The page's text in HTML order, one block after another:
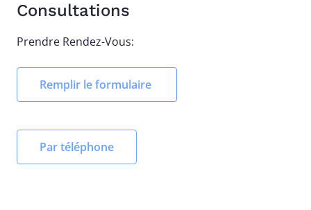
Consultations
Prendre Rendez-Vous:
Remplir le formulaire
Par téléphone